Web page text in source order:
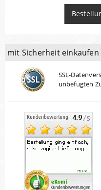
mit Sicherheit einkaufen
SSL-
unbefugten